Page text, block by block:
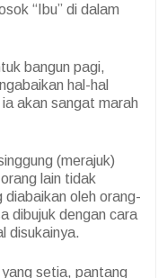
“Ibu” di dalam
bangun pagi,
hal-hal
akan sangat marah
(merajuk)
lain tidak
diabaikan oleh orang-
dibujuk dengan cara
disukainya.
setia, pantang